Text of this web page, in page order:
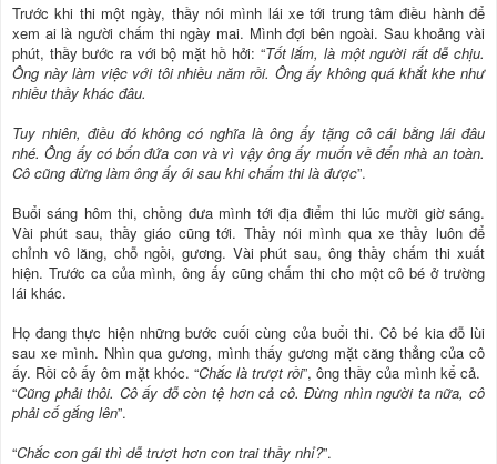
Trước khi thi một ngày, thầy nói mình lái xe tới trung tâm điều hành để
xem ai là người chấm thi ngày mai. Mình đợi bên ngoài. Sau khoảng vài
phút, thầy bước ra với bộ mặt hồ hởi: “Tốt lắm, là một người rất dễ chịu.
Ông này làm việc với tôi nhiều năm rồi. Ông ấy không quá khắt khe như
nhiều thầy khác đâu.
Tuy nhiên, điều đó không có nghĩa là ông ấy tặng cô cái bằng lái đâu
nhé. Ông ấy có bốn đứa con và vì vậy ông ấy muốn về đến nhà an toàn.
Cô cũng đừng làm ông ấy ói sau khi chấm thi là được”.
Buổi sáng hôm thi, chồng đưa mình tới địa điểm thi lúc mười giờ sáng.
Vài phút sau, thầy giáo cũng tới. Thầy nói mình qua xe thầy luôn để
chỉnh vô lăng, chỗ ngồi, gương. Vài phút sau, ông thầy chấm thi xuất
hiện. Trước ca của mình, ông ấy cũng chấm thi cho một cô bé ở trường
lái khác.
Họ đang thực hiện những bước cuối cùng của buổi thi. Cô bé kia đỗ lùi
sau xe mình. Nhìn qua gương, mình thấy gương mặt căng thẳng của cô
ấy. Rồi cô ấy ôm mặt khóc. “Chắc là trượt rồi”, ông thầy của mình kể cả.
“Cũng phải thôi. Cô ấy đỗ còn tệ hơn cả cô. Đừng nhìn người ta nữa, cô
phải cố gắng lên”.
“Chắc con gái thì dễ trượt hơn con trai thầy nhỉ?”.